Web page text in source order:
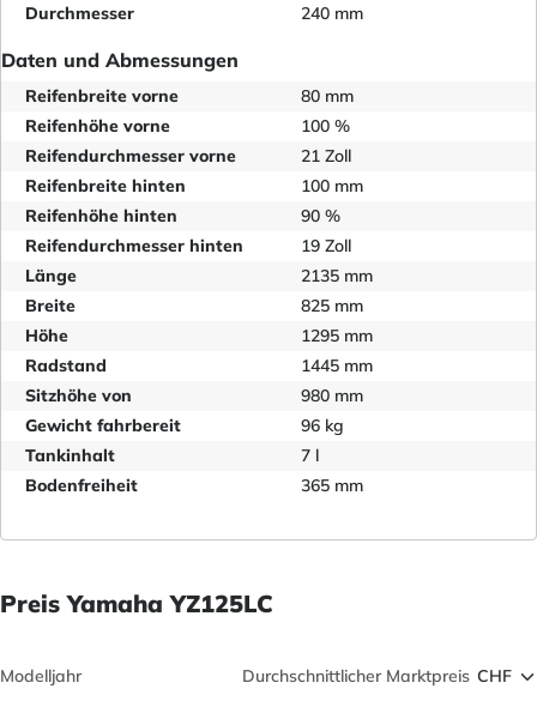
Durchmesser
240 mm
Daten und Abmessungen
Reifenbreite vorne
80 mm
Reifenhöhe vorne
100 %
Reifendurchmesser vorne
21 Zoll
Reifenbreite hinten
100 mm
Reifenhöhe hinten
90 %
Reifendurchmesser hinten
19 Zoll
Länge
2135 mm
Breite
825 mm
Höhe
1295 mm
Radstand
1445 mm
Sitzhöhe von
980 mm
Gewicht fahrbereit
96 kg
Tankinhalt
7 l
Bodenfreiheit
365 mm
Preis Yamaha YZ125LC
Modelljahr Durchschnittlicher Marktpreis